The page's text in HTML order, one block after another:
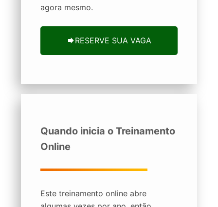
agora mesmo.
RESERVE SUA VAGA
Quando inicia o Treinamento
Online
Este treinamento online abre